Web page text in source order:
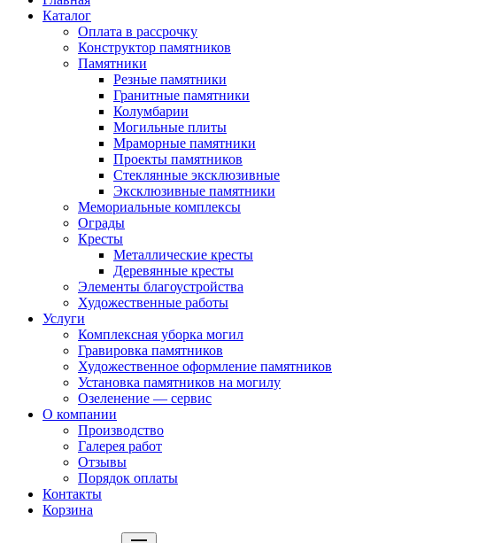
Каталог
Оплата в рассрочку
Конструктор памятников
Памятники
Резные памятники
Гранитные памятники
Колумбарии
Могильные плиты
Мраморные памятники
Проекты памятников
Стеклянные эксклюзивные
Эксклюзивные памятники
Мемориальные комплексы
Ограды
Кресты
Металлические кресты
Деревянные кресты
Элементы благоустройства
Художественные работы
Услуги
Комплексная уборка могил
Гравировка памятников
Художественное оформление памятников
Установка памятников на могилу
Озеленение — сервис
О компании
Производство
Галерея работ
Отзывы
Порядок оплаты
Контакты
Корзина